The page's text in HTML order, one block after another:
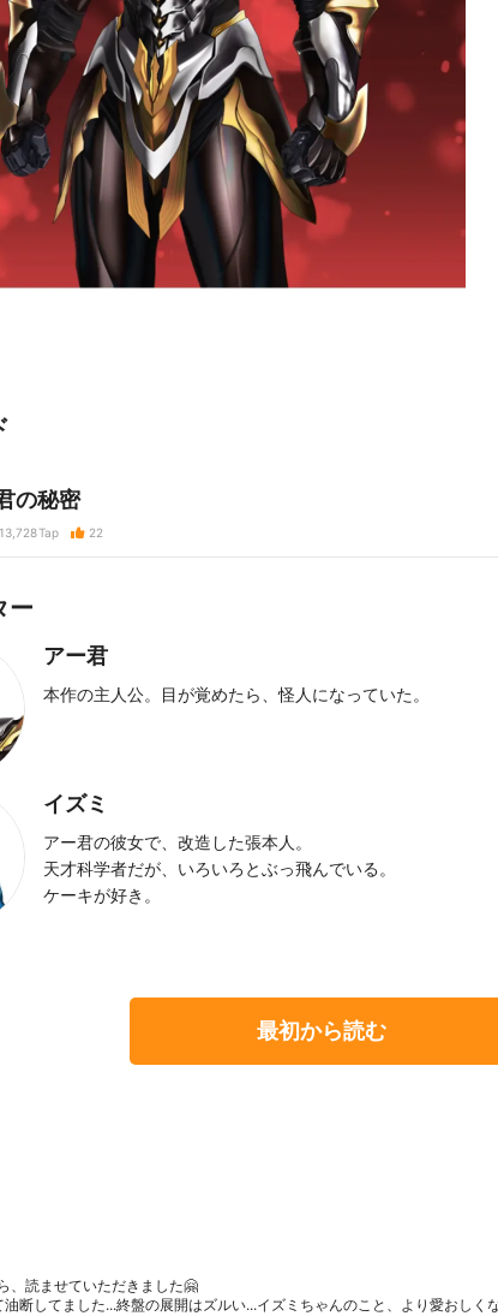
の秘密
13,728Tap 22
ー
アー君
本作の主人公。目が覚めたら、怪人になっていた。
イズミ
アー君の彼女で、改造した張本人。
天才科学者だが、いろいろとぶっ飛んでいる。
ケーキが好き。
最初から読む
、読ませていただきました🤗
油断してました...終盤の展開はズルい...イズミちゃんのこと、より愛おしく